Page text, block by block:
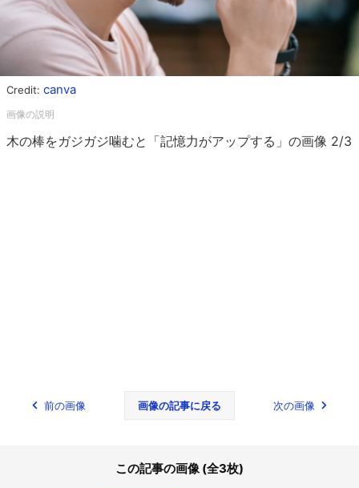
Credit: canva
木の棒をガジガジ噛むと「記憶力がアップする」の画像 2/3
前の画像 画像の記事に戻る 次の画像
この記事の画像 (全3枚)